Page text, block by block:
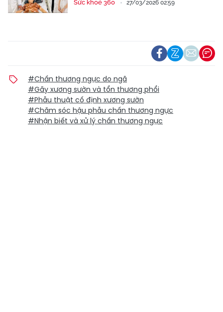
Sức khoẻ 360 27/03/2026 02:59
#Chấn thương ngực do ngã
#Gãy xương sườn và tổn thương phổi
#Phẫu thuật cố định xương sườn
#Chăm sóc hậu phẫu chấn thương ngực
#Nhận biết và xử lý chấn thương ngực